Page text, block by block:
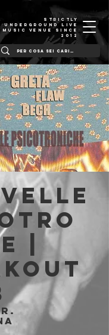
STRICTLY
UNDERGROUND LIVE
MUSIC VENUE SINCE
2012
|